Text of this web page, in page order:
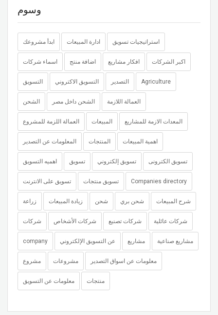
وسوم
ابدأ مشروعك ادارة المبيعات استراتيجيات تسويق
اسماء شركات اضافة منتج افكار مشاريع اكبر الشركات
التسويق التسويق الاكتروني التصدير Agriculture
الشحن الشحن داخل مصر العمالة اللازمة
العمالة اللزمة للمشروع المبيعات المعدات الازمة للمشاريع
المعلومات عن التصدير المنتجات اهمية المبيعات
اهميه التسويق تسويق تسويق إلكتروني تسويق الكترونى
تسويق على الانترنت تسويق منتجات Companies directory
زراعة زيادة المبيعات شحن شحن بري شرح المبيعات
شركات شركات الأشخاص شركات تصنيع شركات عائلية
company عن التسويق الإلكتروني مشاريع مشاريع صناعية
مشروع مشروعات معلومات عن اسواق التصدير
معلومات عن التسويق منتجات